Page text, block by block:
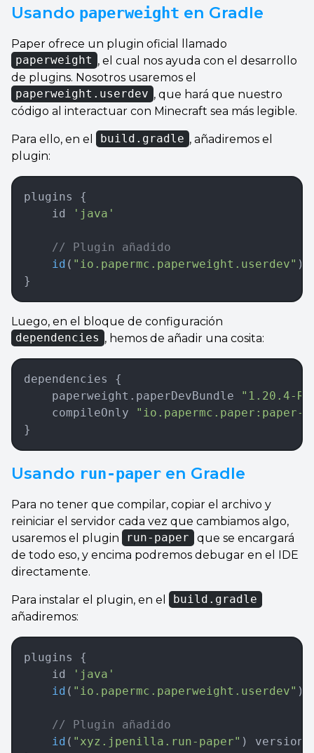
Usando paperweight en Gradle
Paper ofrece un plugin oficial llamado
paperweight , el cual nos ayuda con el desarrollo
de plugins. Nosotros usaremos el
paperweight.userdev , que hará que nuestro
código al interactuar con Minecraft sea más legible.
Para ello, en el build.gradle , añadiremos el
plugin:
plugins {
    id
'java'
	// Plugin añadido
    id
( "io.papermc.paperweight.userdev" )
}
Luego, en el bloque de configuración
dependencies , hemos de añadir una cosita:
dependencies {
	paperweight
. paperDevBundle
"1.20.4-
    compileOnly
"io.papermc.paper:paper-
}
Usando run-paper en Gradle
Para no tener que compilar, copiar el archivo y
reiniciar el servidor cada vez que cambiamos algo,
usaremos el plugin
run-paper
que se encargará
de todo eso, y encima podremos debugar en el IDE
directamente.
Para instalar el plugin, en el
build.gradle
añadiremos:
plugins {
	id
'java'
    id
( "io.papermc.paperweight.userdev" )
	// Plugin añadido
	id
( "xyz.jpenilla.run-paper" ) version